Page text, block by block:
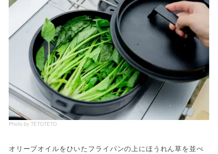
Photo by TETOTETO
オリーブオイルをひいたフライパンの上にほうれん草を並べ